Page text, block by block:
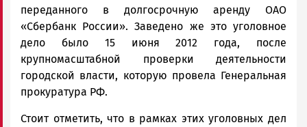
переданного в долгосрочную аренду ОАО
«Сбербанк России». Заведено же это уголовное
дело было 15 июня 2012 года, после
крупномасштабной проверки деятельности
городской власти, которую провела Генеральная
прокуратура РФ.
Стоит отметить, что в рамках этих уголовных дел